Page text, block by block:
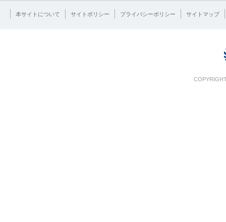
本サイトについて サイトポリシー プライバシーポリシー サイトマップ